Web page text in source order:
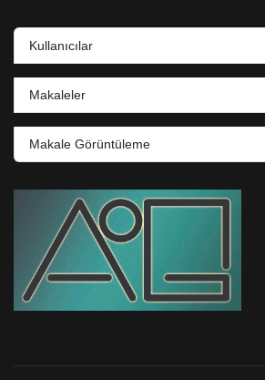
Kullanıcılar
Makaleler
Makale Görüntüleme